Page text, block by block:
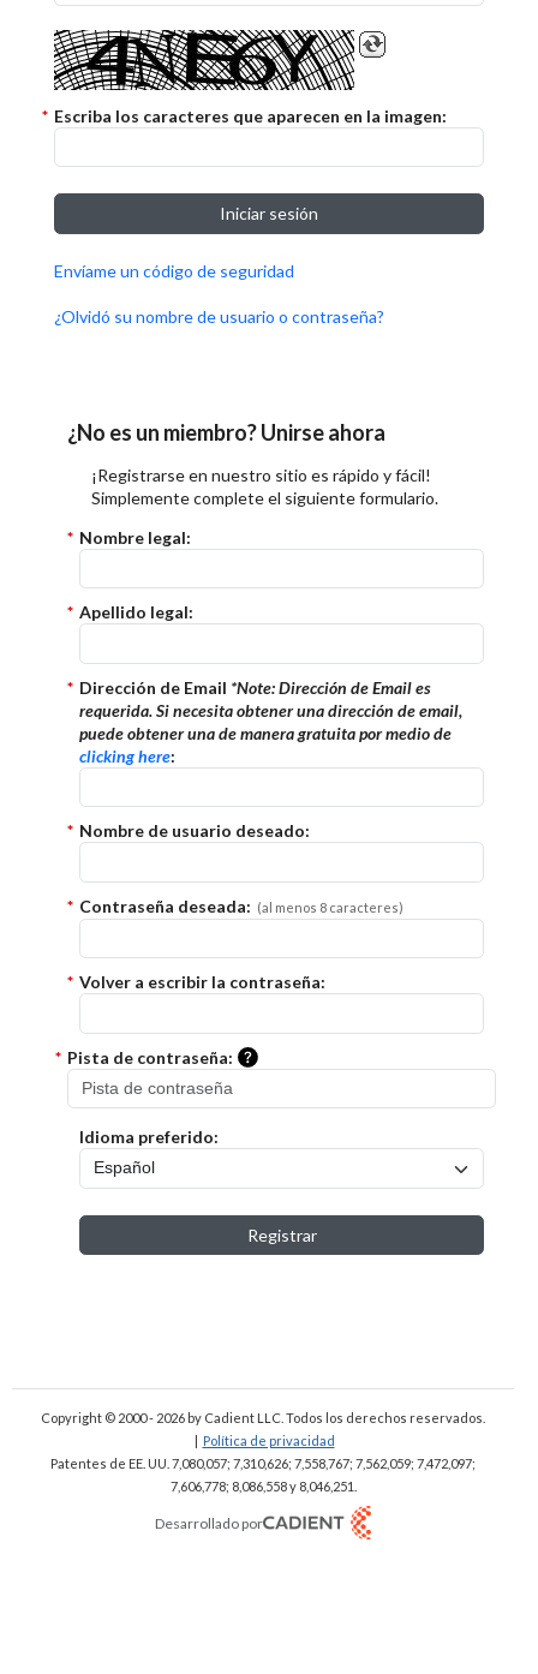
* Escriba los caracteres que aparecen en la imagen:
Iniciar sesión
Envíame un código de seguridad
¿Olvidó su nombre de usuario o contraseña?
¿No es un miembro? Unirse ahora
¡Registrarse en nuestro sitio es rápido y fácil!
Simplemente complete el siguiente formulario.
* Nombre legal:
* Apellido legal:
* Dirección de Email *Note:Dirección de Email es
requerida. Si necesita obtener una dirección de email,
puede obtener una de manera gratuita por medio de
clicking here:
* Nombre de usuario deseado:
* Contraseña deseada: (al menos 8 caracteres)
* Volver a escribir la contraseña:
* Pista de contraseña:
Idioma preferido:
Registrar
Copyright © 2000 - 2026 by Cadient LLC. Todos los derechos reservados.
| Política de privacidad
Patentes de EE. UU. 7,080,057; 7,310,626; 7,558,767; 7,562,059; 7,472,097;
7,606,778; 8,086,558 y 8,046,251.
Desarrollado por